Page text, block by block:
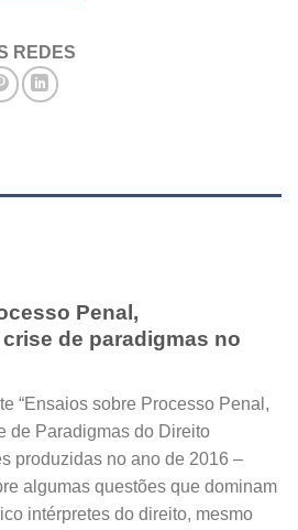
REDES
Penal,
de paradigmas no
“Ensaios sobre Processo Penal,
de Paradigmas do Direito
produzidas no ano de 2016 –
algumas questões que dominam
intérpretes do direito, mesmo